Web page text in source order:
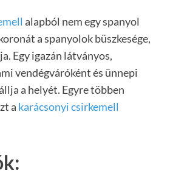
alapból nem egy spanyol
a spanyolok büszkesége,
Egy igazán látványos,
vendégváróként és ünnepi
a helyét. Egyre többen
a karácsonyi csirkemell